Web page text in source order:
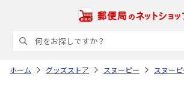
ホーム グッズストア スヌーピー スヌー